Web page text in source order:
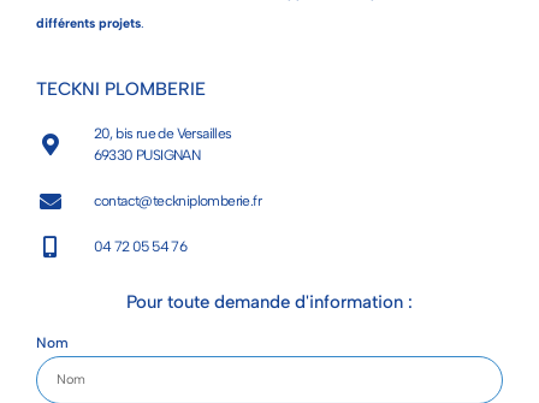
différents projets.
TECKNI PLOMBERIE
20, bis rue de Versailles
69330 PUSIGNAN
contact@teckniplomberie.fr
04 72 05 54 76
Pour toute demande d'information :
Nom